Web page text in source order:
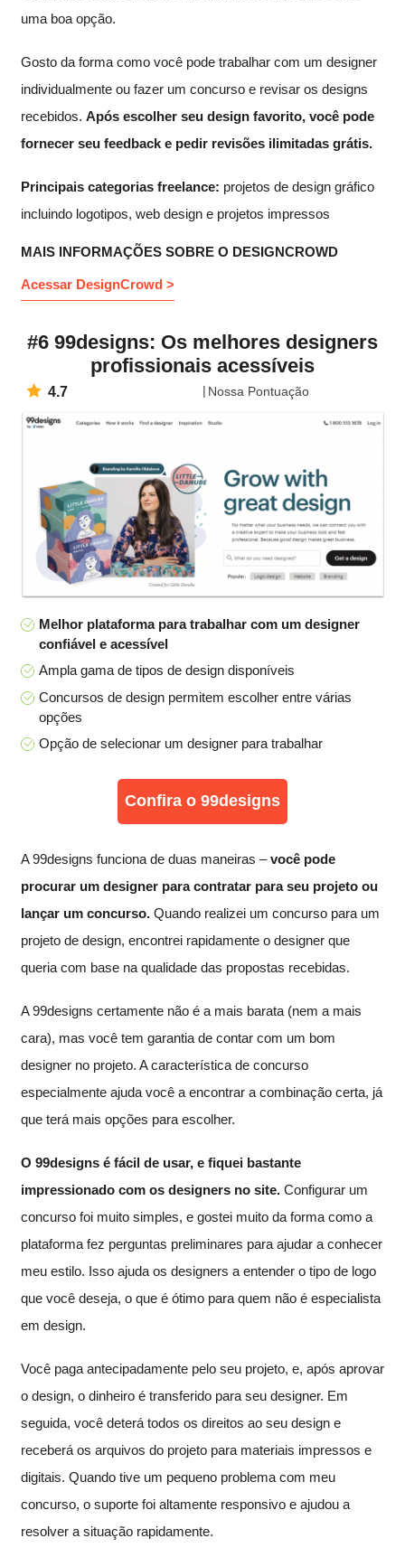
uma boa opção.
Gosto da forma como você pode trabalhar com um designer
individualmente ou fazer um concurso e revisar os designs
recebidos. Após escolher seu design favorito, você pode
fornecer seu feedback e pedir revisões ilimitadas grátis.
Principais categorias freelance: projetos de design gráfico
incluindo logotipos, web design e projetos impressos
MAIS INFORMAÇÕES SOBRE O DESIGNCROWD
Acessar DesignCrowd >
#6 99designs: Os melhores designers
profissionais acessíveis
4.7 Nossa Pontuação
Melhor plataforma para trabalhar com um designer
confiável e acessível
Ampla gama de tipos de design disponíveis
Concursos de design permitem escolher entre várias
opções
Opção de selecionar um designer para trabalhar
Confira o 99designs
A 99designs funciona de duas maneiras –você pode
procurar um designer para contratar para seu projeto ou
lançar um concurso. Quando realizei um concurso para um
projeto de design, encontrei rapidamente o designer que
queria com base na qualidade das propostas recebidas.
A 99designs certamente não é a mais barata (nem a mais
cara), mas você tem garantia de contar com um bom
designer no projeto. A característica de concurso
especialmente ajuda você a encontrar a combinação certa, já
que terá mais opções para escolher.
O 99designs é fácil de usar, e fiquei bastante
impressionado com os designers no site. Configurar um
concurso foi muito simples, e gostei muito da forma como a
plataforma fez perguntas preliminares para ajudar a conhecer
meu estilo. Isso ajuda os designers a entender o tipo de logo
que você deseja, o que é ótimo para quem não é especialista
em design.
Você paga antecipadamente pelo seu projeto, e, após aprovar
o design, o dinheiro é transferido para seu designer. Em
seguida, você deterá todos os direitos ao seu design e
receberá os arquivos do projeto para materiais impressos e
digitais. Quando tive um pequeno problema com meu
concurso, o suporte foi altamente responsivo e ajudou a
resolver a situação rapidamente.